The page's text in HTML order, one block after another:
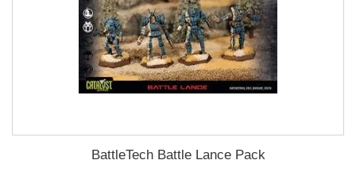
BattleTech Battle Lance Pack